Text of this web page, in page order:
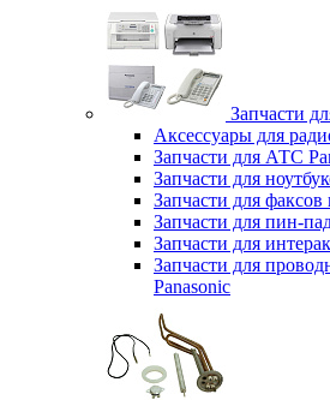
Запчасти
Аксессуары для
Запчасти для АТС
Запчасти для
Запчасти для
Запчасти для пин-
Запчасти для
Запчасти для
Panasonic